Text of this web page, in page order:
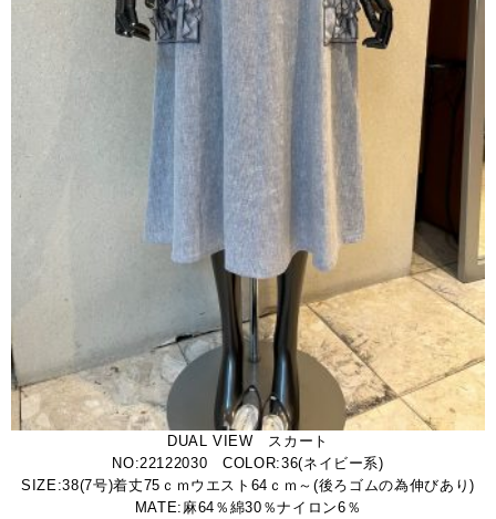
DUAL VIEW スカート
NO:22122030 COLOR:36(ネイビー系)
SIZE:38(7号)着丈75ｃｍウエスト64ｃｍ～(後ろゴムの為伸びあり)
MATE:麻64％綿30％ナイロン6％